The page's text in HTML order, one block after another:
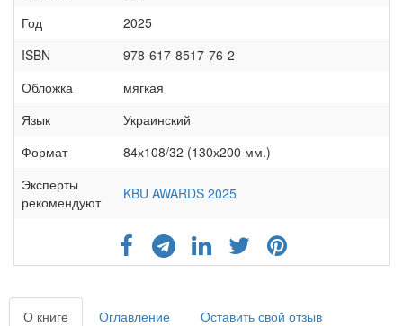
Год
2025
ISBN
978-617-8517-76-2
Обложка
мягкая
Язык
Украинский
Формат
84х108/32 (130х200 мм.)
Эксперты
рекомендуют
KBU AWARDS 2025
О книге Оглавление Оставить свой отзыв